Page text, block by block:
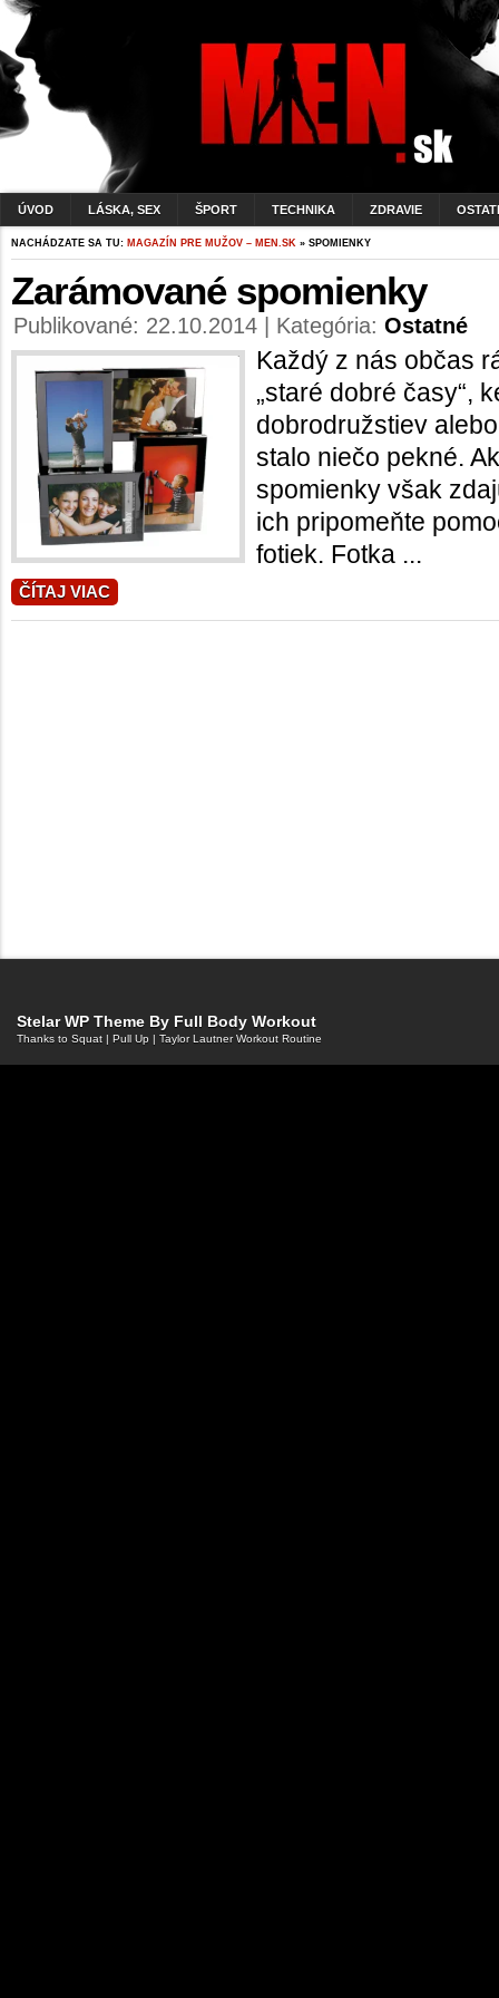
ÚVOD LÁSKA, SEX ŠPORT TECHNIKA ZDRAVIE
NACHÁDZATE SA TU: MAGAZÍN PRE MUŽOV – MEN.SK » SPOMIENKY
Zarámované spomienky
Publikované: 22.10.2014 | Kategória: Ostatné
Každý z nás občas
„staré dobré časy“,
dobrodružstiev
stalo niečo pekné.
spomienky však
ich pripomeňte
fotiek. Fotka ...
ČÍTAJ VIAC
Stelar WP Theme By Full Body Workout
Thanks to Squat | Pull Up | Taylor Lautner Workout Routine